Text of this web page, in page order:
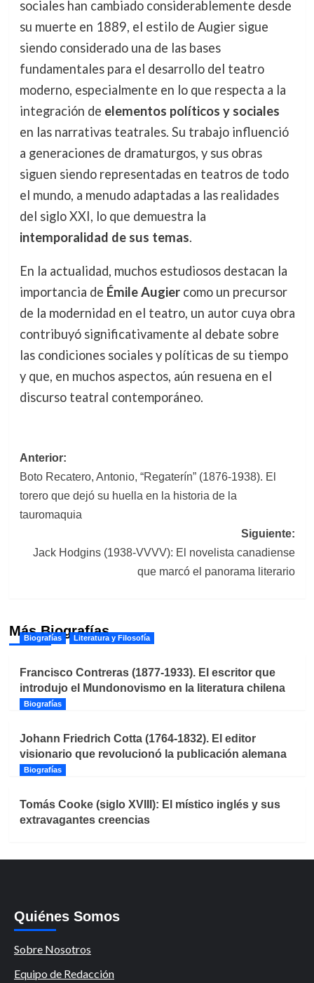
sociales han cambiado considerablemente desde
su muerte en 1889, el estilo de Augier sigue
siendo considerado una de las bases
fundamentales para el desarrollo del teatro
moderno, especialmente en lo que respecta a la
integración de elementos políticos y sociales
en las narrativas teatrales. Su trabajo influenció
a generaciones de dramaturgos, y sus obras
siguen siendo representadas en teatros de todo
el mundo, a menudo adaptadas a las realidades
del siglo XXI, lo que demuestra la
intemporalidad de sus temas.
En la actualidad, muchos estudiosos destacan la
importancia de Émile Augiercomo un precursor
de la modernidad en el teatro, un autor cuya obra
contribuyó significativamente al debate sobre
las condiciones sociales y políticas de su tiempo
y que, en muchos aspectos, aún resuena en el
discurso teatral contemporáneo.
Navegación
de
entradas
Anterior:
Boto Recatero, Antonio, “Regaterín” (1876-1938). El
torero que dejó su huella en la historia de la
tauromaquia
Siguiente:
Jack Hodgins (1938-VVVV): El novelista canadiense
que marcó el panorama literario
Más Biografías
Biografías Literatura y Filosofía
Francisco Contreras (1877-1933). El escritor que
introdujo el Mundonovismo en la literatura chilena
Biografías
Johann Friedrich Cotta (1764-1832). El editor
visionario que revolucionó la publicación alemana
Biografías
Tomás Cooke (siglo XVIII): El místico inglés y sus
extravagantes creencias
Quiénes Somos
Sobre Nosotros
Equipo de Redacción